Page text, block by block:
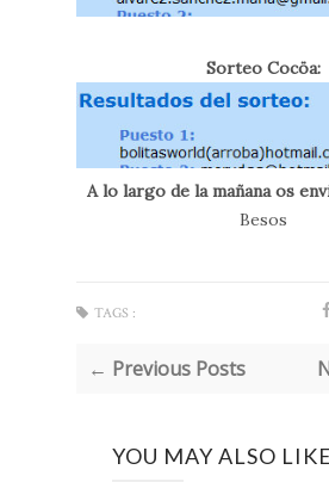
Sorteo Cocöa:
A lo largo de la mañana os
Besos
TAGS :
← Previous Posts
YOU MAY ALSO LIKE